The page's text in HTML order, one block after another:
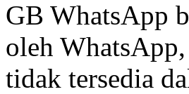
GB WhatsApp
oleh
tidak tersedia